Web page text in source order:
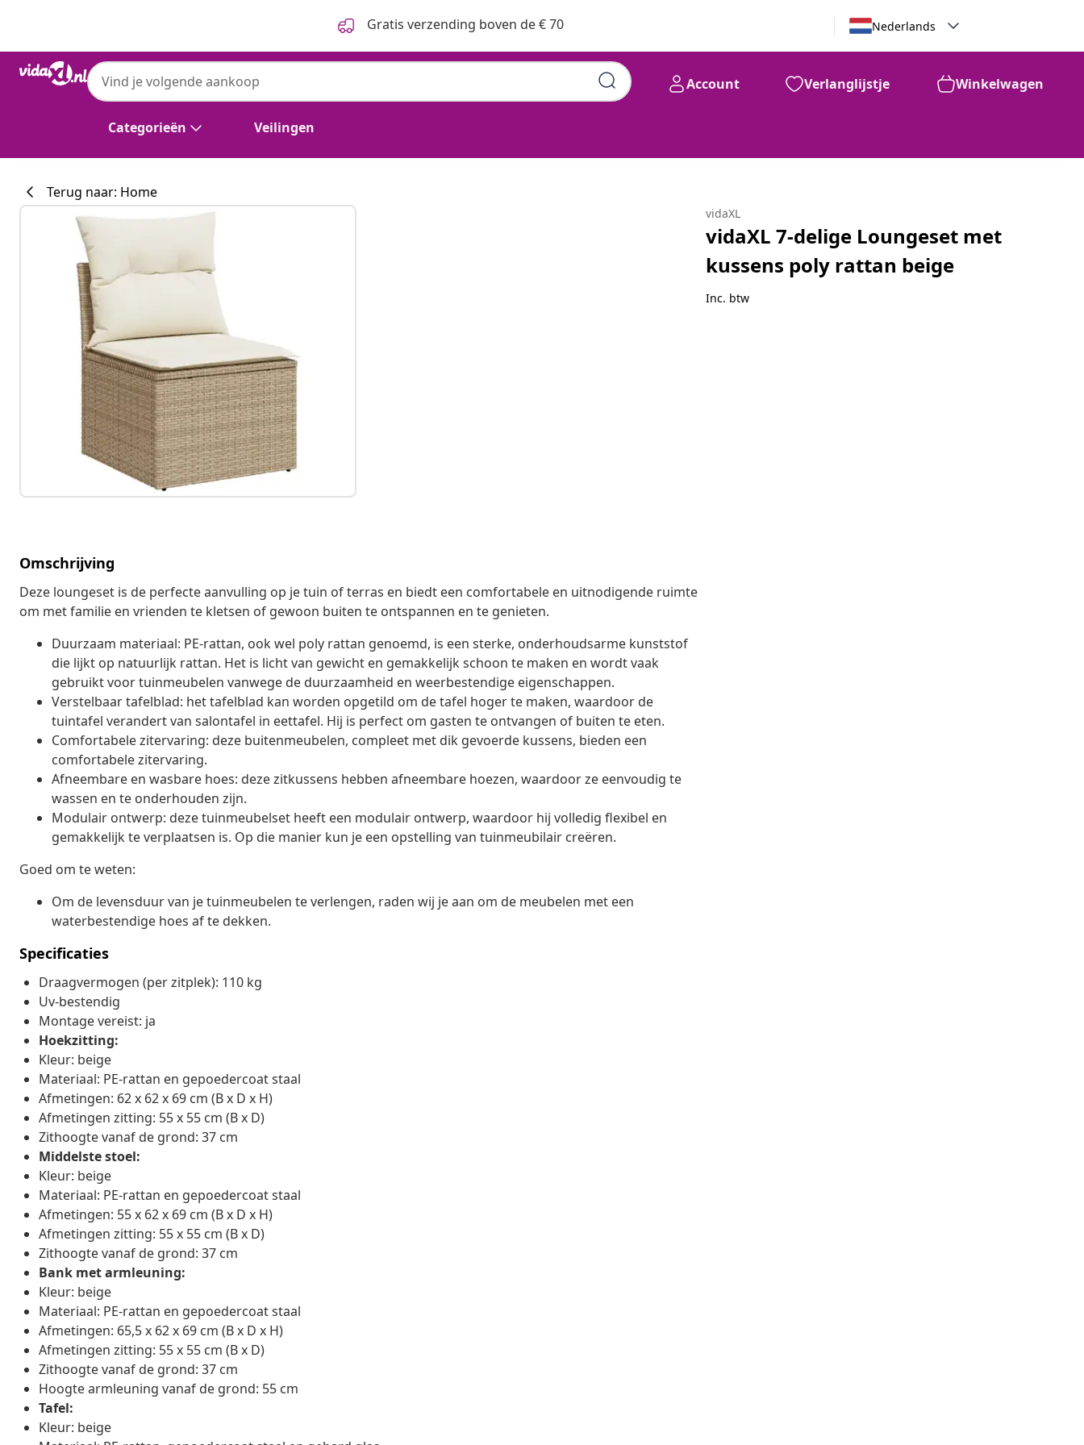
Gratis verzending boven de € 70 Nederlands
Categorieën Veilingen
Account Verlanglijstje Winkelwagen
vidaXL
Terug naar: Home
Omschrijving
Deze loungeset is de perfecte aanvulling op je tuin of terras en biedt een comfortabele en uitnodigende ruimte
om met familie en vrienden te kletsen of gewoon buiten te ontspannen en te genieten.
Duurzaam materiaal: PE-rattan, ook wel poly rattan genoemd, is een sterke, onderhoudsarme kunststof
die lijkt op natuurlijk rattan. Het is licht van gewicht en gemakkelijk schoon te maken en wordt vaak
gebruikt voor tuinmeubelen vanwege de duurzaamheid en weerbestendige eigenschappen.
Verstelbaar tafelblad: het tafelblad kan worden opgetild om de tafel hoger te maken, waardoor de
tuintafel verandert van salontafel in eettafel. Hij is perfect om gasten te ontvangen of buiten te eten.
Comfortabele zitervaring: deze buitenmeubelen, compleet met dik gevoerde kussens, bieden een
comfortabele zitervaring.
Afneembare en wasbare hoes: deze zitkussens hebben afneembare hoezen, waardoor ze eenvoudig te
wassen en te onderhouden zijn.
Modulair ontwerp: deze tuinmeubelset heeft een modulair ontwerp, waardoor hij volledig flexibel en
gemakkelijk te verplaatsen is. Op die manier kun je een opstelling van tuinmeubilair creëren.
Goed om te weten:
Om de levensduur van je tuinmeubelen te verlengen, raden wij je aan om de meubelen met een
waterbestendige hoes af te dekken.
Specificaties
Draagvermogen (per zitplek): 110 kg
Uv-bestendig
Montage vereist: ja
Hoekzitting:
Kleur: beige
Materiaal: PE-rattan en gepoedercoat staal
Afmetingen: 62 x 62 x 69 cm (B x D x H)
Afmetingen zitting: 55 x 55 cm (B x D)
Zithoogte vanaf de grond: 37 cm
Middelste stoel:
Kleur: beige
Materiaal: PE-rattan en gepoedercoat staal
Afmetingen: 55 x 62 x 69 cm (B x D x H)
Afmetingen zitting: 55 x 55 cm (B x D)
Zithoogte vanaf de grond: 37 cm
Bank met armleuning:
Kleur: beige
Materiaal: PE-rattan en gepoedercoat staal
Afmetingen: 65,5 x 62 x 69 cm (B x D x H)
Afmetingen zitting: 55 x 55 cm (B x D)
Zithoogte vanaf de grond: 37 cm
Hoogte armleuning vanaf de grond: 55 cm
Tafel:
Kleur: beige
vidaXL
vidaXL 7-delige Loungeset met
kussens poly rattan beige
Inc. btw